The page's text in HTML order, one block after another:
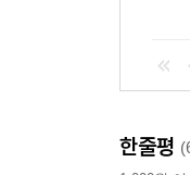
한줄평